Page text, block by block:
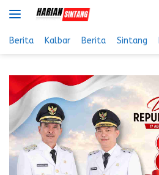
Langsung
ke
konten
Berita Kalbar Berita Sintang